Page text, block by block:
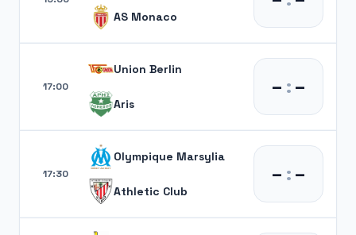
AS Monaco
17:00
Union Berlin
Aris
– :–
17:30
Olympique Marsylia
Athletic Club
– :–